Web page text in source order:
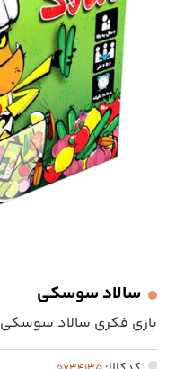
سالاد سوسکی
بازی فکری سالاد سوسکی